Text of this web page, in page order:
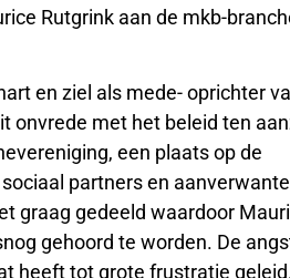
Rutgrink aan de mkb-
en ziel als mede- oprichter
onvrede met het beleid ten
een plaats op de
partners en
graag gedeeld waardoor
gehoord te worden. De
heeft tot grote frustratie